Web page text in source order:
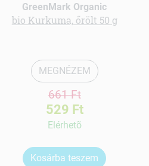
GreenMark Organic
bio Kurkuma, őrölt 50 g
MEGNÉZEM
661 Ft
529 Ft
Elérhetõ
Kosárba teszem